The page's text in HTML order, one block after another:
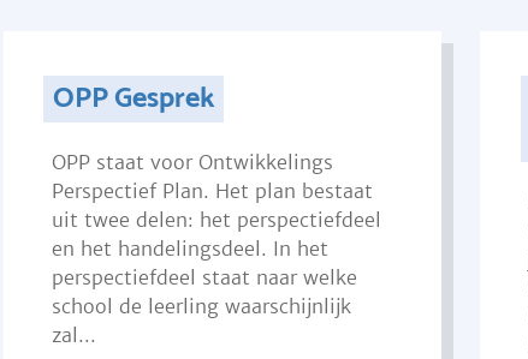
OPP Gesprek
OPP staat voor Ontwikkelings
Perspectief Plan. Het plan bestaat
uit twee delen: het perspectiefdeel
en het handelingsdeel. In het
perspectiefdeel staat naar welke
school de leerling waarschijnlijk
zal...